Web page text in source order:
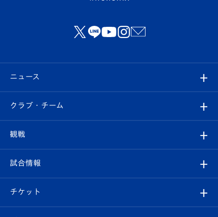
ニュース
すべて
クラブ
試合情報
クラブ・チーム
クラブ概要
エンブレム紹介
観戦
観戦ルール
はじめての観戦ガイド
試合情報
試合日程/結果
チケット